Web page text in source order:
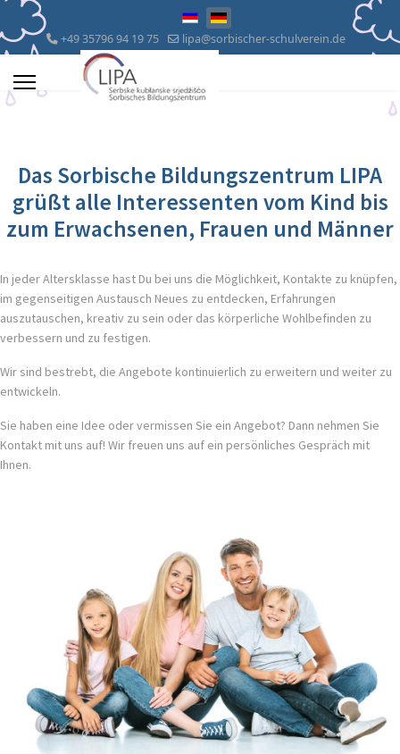
Sprache auswählen
+49 35796 94 19 75 lipa@sorbischer-schulverein.de
Das Sorbische Bildungszentrum LIPA
grüßt alle Interessenten vom Kind bis
zum Erwachsenen, Frauen und Männer
In jeder Altersklasse hast Du bei uns die Möglichkeit, Kontakte zu knüpfen,
im gegenseitigen Austausch Neues zu entdecken, Erfahrungen
auszutauschen, kreativ zu sein oder das körperliche Wohlbefinden zu
verbessern und zu festigen.
Wir sind bestrebt, die Angebote kontinuierlich zu erweitern und weiter zu
entwickeln.
Sie haben eine Idee oder vermissen Sie ein Angebot? Dann nehmen Sie
Kontakt mit uns auf! Wir freuen uns auf ein persönliches Gespräch mit
Ihnen.